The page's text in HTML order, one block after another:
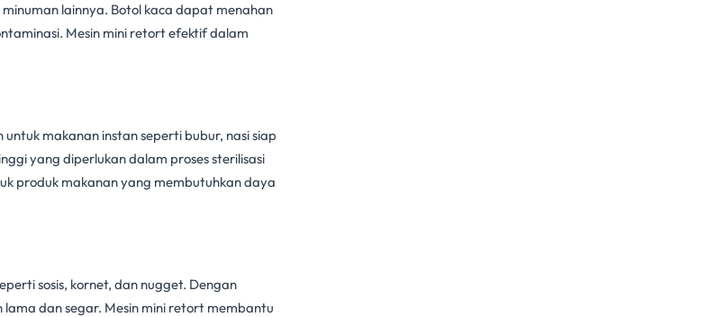
lainnya. Botol kaca dapat menahan
Mesin mini retortefektif dalam
makanan instan seperti bubur, nasi siap
yang diperlukan dalam proses sterilisasi
produk makanan yang membutuhkan daya
sosis, kornet, dan nugget. Dengan
dan segar. Mesin mini retort membantu